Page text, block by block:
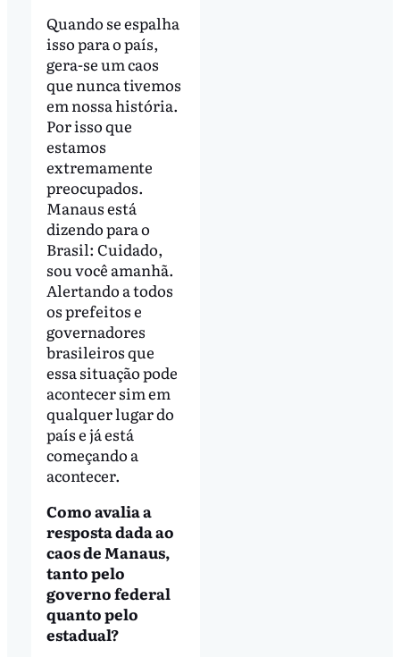
Quando se espalha
isso para o país,
gera-se um caos
que nunca tivemos
em nossa história.
Por isso que
estamos
extremamente
preocupados.
Manaus está
dizendo para o
Brasil: Cuidado,
sou você amanhã.
Alertando a todos
os prefeitos e
governadores
brasileiros que
essa situação pode
acontecer sim em
qualquer lugar do
país e já está
começando a
acontecer.
Como avalia a
resposta dada ao
caos de Manaus,
tanto pelo
governo federal
quanto pelo
estadual?